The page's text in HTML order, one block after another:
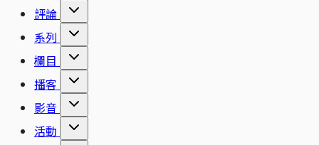
評論
系列
欄目
播客
影音
活動